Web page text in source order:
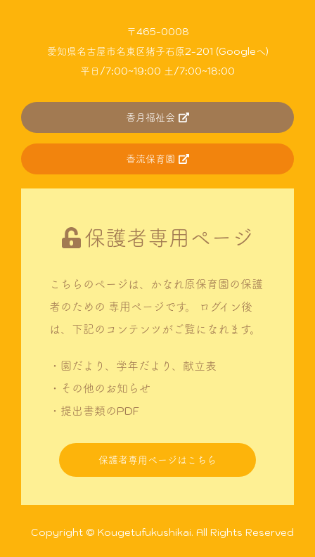
〒465-0008
愛知県名古屋市名東区猪子石原2-201 (Googleへ)
平日/7:00~19:00 土/7:00~18:00
香月福祉会
香流保育園
保護者専用ページ
こちらのページは、かなれ原保育園の保護
者のための 専用ページです。
ログイン後
は、下記のコンテンツがご覧になれます。
・園だより、学年だより、献立表
・その他のお知らせ
・提出書類のPDF
保護者専用ページはこちら
Copyright © Kougetufukushikai. All Rights Reserved